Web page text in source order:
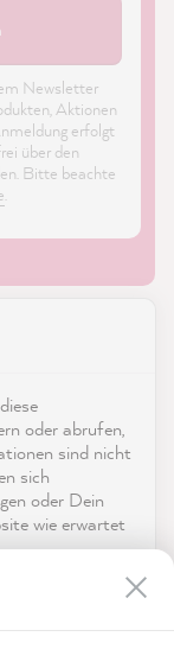
Newsletter
Aktionen
erfolgt
über den
Bitte beachte
.
oder abrufen,
sind nicht
sich
oder Dein
wie erwartet
sowie